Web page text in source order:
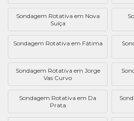
Sondagem Rotativa em Nova
Suíça
Sondagem Rotativa em Fátima
Sondagem Rotativa em Jorge
Vas Curvo
Sondagem Rotativa em Da
Prata